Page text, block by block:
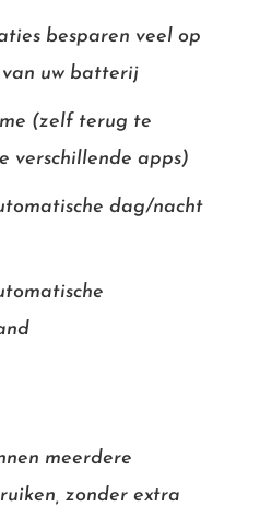
besparen veel op
uw batterij
(zelf terug te
verschillende apps)
dag/nacht
meerdere
zonder extra